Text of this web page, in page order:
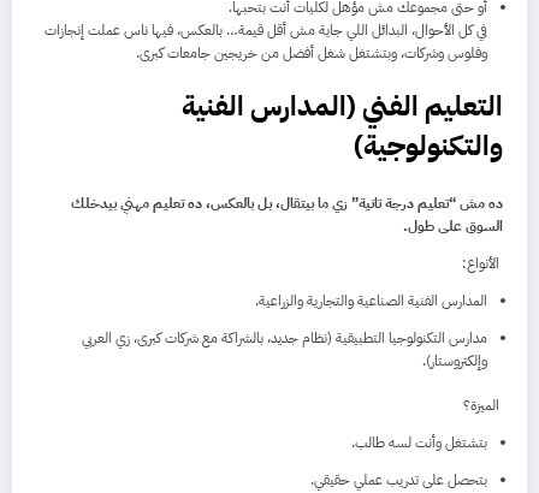
أو حتى مجموعك مش مؤهل لكليات أنت بتحبها.
في كل الأحوال، البدائل اللي جاية مش أقل قيمة… بالعكس، فيها ناس عملت إنجازات
وفلوس وشركات، وبتشتغل شغل أفضل من خريجين جامعات كبرى.
التعليم الفني (المدارس الفنية
والتكنولوجية)
ده مش “تعليم درجة تانية” زي ما بيتقال، بل بالعكس، ده تعليم مهني بيدخلك
السوق على طول.
الأنواع:
المدارس الفنية الصناعية والتجارية والزراعية.
مدارس التكنولوجيا التطبيقية (نظام جديد، بالشراكة مع شركات كبرى، زي العربي
وإلكتروستار).
الميزة؟
بتشتغل وأنت لسه طالب.
بتحصل على تدريب عملي حقيقي.